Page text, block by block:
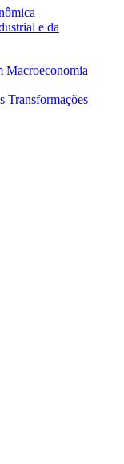
e da
Macroeconomia
Transformações